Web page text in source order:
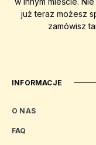
już teraz możesz
zamówisz
INFORMACJE
O NAS
FAQ